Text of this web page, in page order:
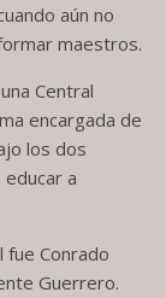
aún no
maestros.
Central
encargada de
los dos
a
fue Conrado
Guerrero.